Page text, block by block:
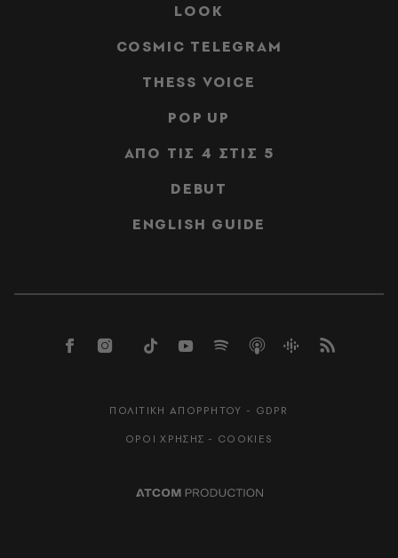
LOOK
COSMIC TELEGRAM
THESS VOICE
POP UP
ΑΠΟ ΤΙΣ 4 ΣΤΙΣ 5
DEBUT
ENGLISH GUIDE
ΠΟΛΙΤΙΚΗ ΑΠΟΡΡΗΤΟΥ - GDPR
ΟΡΟΙ ΧΡΗΣΗΣ - COOKIES